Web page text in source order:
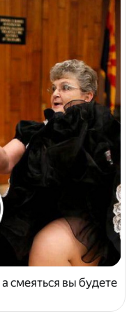
смеяться вы будете